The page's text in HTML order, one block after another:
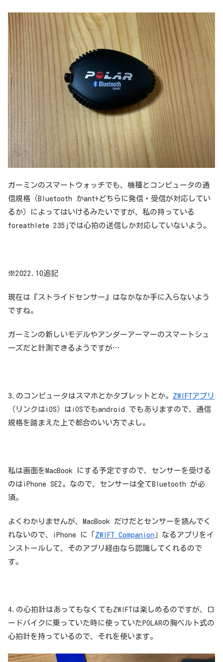
ガーミンのスマートウォッチでも、機種とコンピュータの通
信規格（Bluetooth かant+どちらに発信・受信が対応してい
るか）によってはいけるみたいですが、私の持っている
foreathlete 235jでは心拍の送信しか対応していないよう。
※2022.10追記
現在は『ストライドセンサー』はなかなか手に入らないよう
ですね。
ガーミンの新しいモデルやアンダーアーマーのスマートシュ
ーズだと計測できるようですが…
3.のコンピュータはスマホとかタブレットとか。 ZWIFTアプリ
（リンクはiOS）はiOSでもandroid でもありますので、通信
規格を踏まえた上で都合のいい方でよし。
私は画面をMacBook にする予定ですので、センサーを受ける
のはiPhone SE2。なので、センサーは全てBluetooth が必
須。
よくわかりませんが、MacBook だけだとセンサーを読んでく
れないので、iPhone に「 ZWIFT Companion 」なるアプリをイ
ンストールして、そのアプリ経由なら認識してくれるので
す。
4.の心拍計はあってもなくてもZWIFTは楽しめるのですが、ロ
ードバイクに乗っていた時に使っていたPOLARの胸ベルト式の
心拍計を持っているので、それを使います。